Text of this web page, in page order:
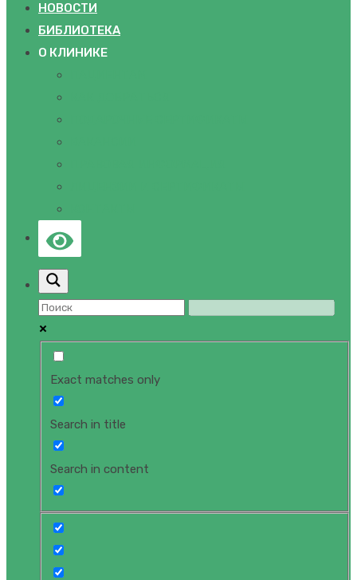
НОВОСТИ
БИБЛИОТЕКА
О КЛИНИКЕ
Exact matches only
Search in title
Search in content